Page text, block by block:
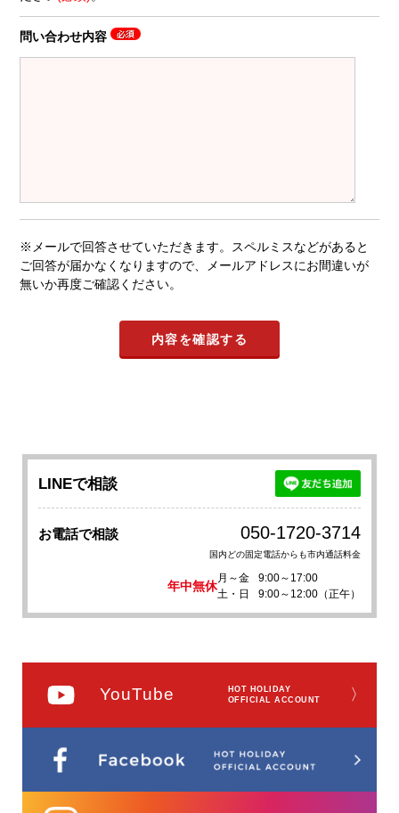
問い合わせ内容
※メールで回答させていただきます。スペルミスなどがあると
ご回答が届かなくなりますので、メールアドレスにお間違いが
無いか再度ご確認ください。
LINEで相談
お電話で相談 050-1720-3714
国内どの固定電話からも市内通話料金
年中無休
月～金
9:00～17:00
土・日
9:00～12:00（正午）
YouTube
HOT HOLIDAY
OFFICIAL ACCOUNT
〉